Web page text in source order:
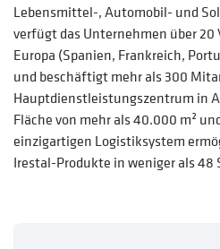
Lebensmittel-, Automobil- und
verfügt das Unternehmen über
Europa (Spanien, Frankreich,
und beschäftigt mehr als 300
Hauptdienstleistungszentrum in
Fläche von mehr als 40.000 m²
einzigartigen Logistiksystem
Irestal-Produkte in weniger als 48